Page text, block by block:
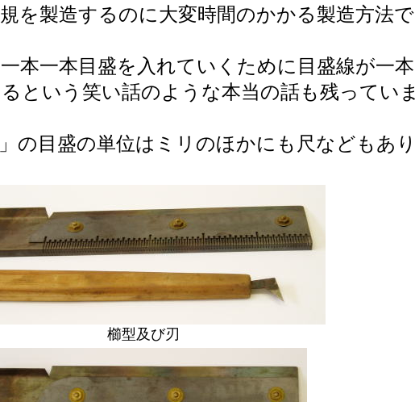
を製造するのに大変時間のかかる製造方法で
本一本目盛を入れていくために目盛線が一本
という笑い話のような本当の話も残っていま
の目盛の単位はミリのほかにも尺などもあり
櫛型及び刃